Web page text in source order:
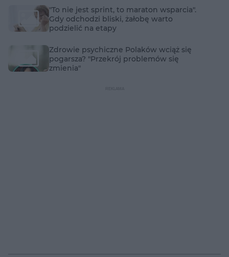
"To nie jest sprint, to maraton wsparcia".
Gdy odchodzi bliski, żałobę warto
podzielić na etapy
Zdrowie psychiczne Polaków wciąż się
pogarsza? "Przekrój problemów się
zmienia"